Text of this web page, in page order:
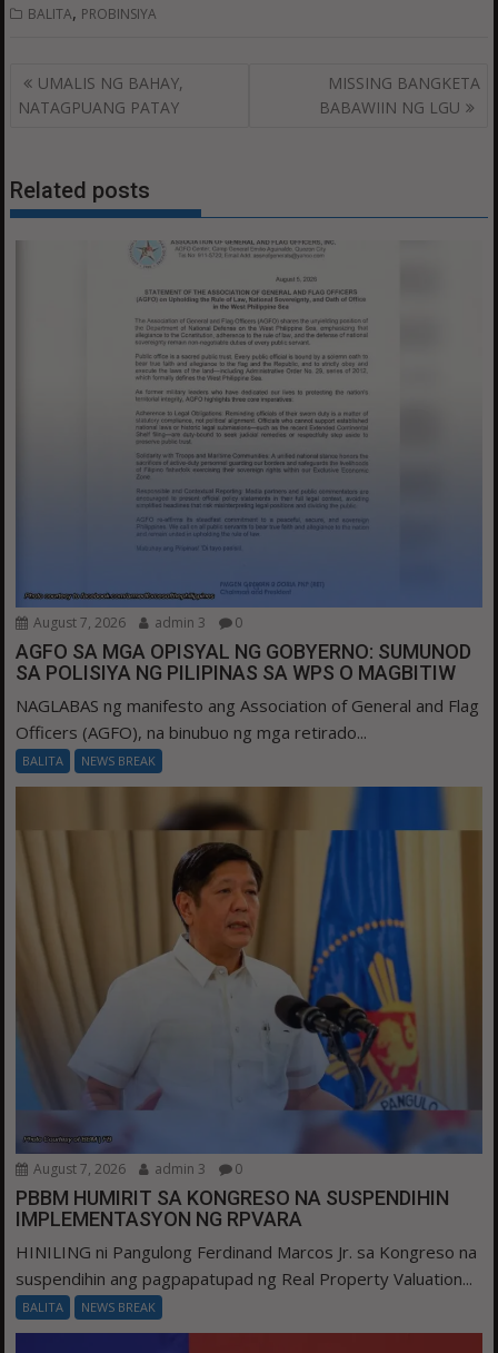
BALITA, PROBINSIYA
Post
navigation
UMALIS NG BAHAY,
NATAGPUANG PATAY
MISSING BANGKETA
BABAWIIN NG LGU
Related posts
August 7, 2026 admin 3 0
AGFO SA MGA OPISYAL NG GOBYERNO: SUMUNOD
SA POLISIYA NG PILIPINAS SA WPS O MAGBITIW
NAGLABAS ng manifesto ang Association of General and Flag
Officers (AGFO), na binubuo ng mga retirado...
BALITA NEWS BREAK
August 7, 2026 admin 3 0
PBBM HUMIRIT SA KONGRESO NA SUSPENDIHIN
IMPLEMENTASYON NG RPVARA
HINILING ni Pangulong Ferdinand Marcos Jr. sa Kongreso na
suspendihin ang pagpapatupad ng Real Property Valuation...
BALITA NEWS BREAK